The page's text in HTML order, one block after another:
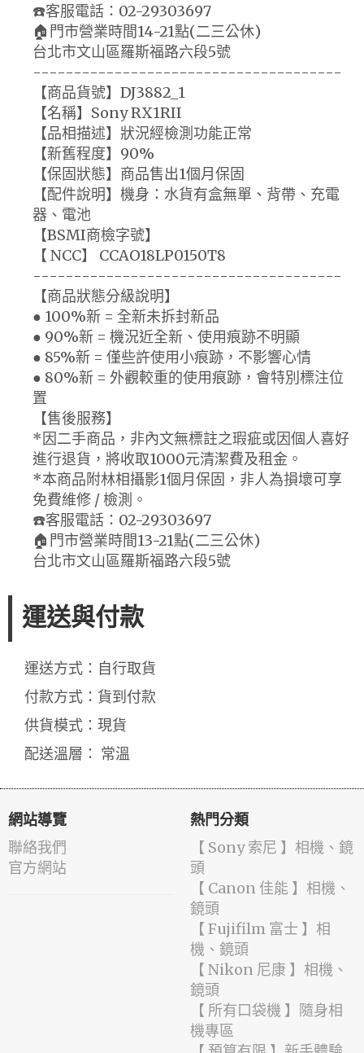
☎️客服電話：02-29303697
🏠門市營業時間14-21點(二三公休)
台北市文山區羅斯福路六段5號
--------------------------------------
【商品貨號】DJ3882_1
【名稱】Sony RX1RII
【品相描述】狀況經檢測功能正常
【新舊程度】90%
【保固狀態】商品售出1個月保固
【配件說明】機身：水貨有盒無單、背帶、充電
器、電池
【BSMI商檢字號】
【 NCC】 CCAO18LP0150T8
--------------------------------------
【商品狀態分級說明】
● 100%新 = 全新未拆封新品
● 90%新 = 機況近全新、使用痕跡不明顯
● 85%新 = 僅些許使用小痕跡，不影響心情
● 80%新 = 外觀較重的使用痕跡，會特別標注位
置
【售後服務】
*因二手商品，非內文無標註之瑕疵或因個人喜好
進行退貨，將收取1000元清潔費及租金。
*本商品附林相攝影1個月保固，非人為損壞可享
免費維修 / 檢測。
☎️客服電話：02-29303697
🏠門市營業時間13-21點(二三公休)
台北市文山區羅斯福路六段5號
運送與付款
運送方式：自行取貨
付款方式：貨到付款
供貨模式：現貨
配送溫層： 常溫
網站導覽
聯絡我們
官方網站
熱門分類
【 Sony 索尼 】相機、鏡
頭
【 Canon 佳能 】相機、
鏡頭
【 Fujifilm 富士 】相
機、鏡頭
【 Nikon 尼康 】相機、
鏡頭
【 所有口袋機 】隨身相
機專區